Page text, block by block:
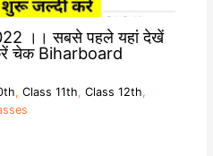
।। सबसे पहले यहां देखें
चेक Biharboard
, Class 11th, Class 12th,